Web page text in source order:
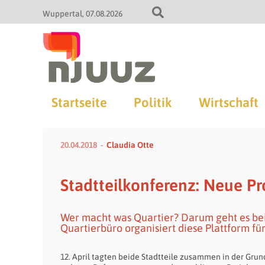
Wuppertal 07.08.2026
Startseite Politik Wirtschaft
20.04.2018 Claudia Otte
Stadtteilkonferenz: Neue
Wer macht was Quartier? Darum geht es
Quartierbüro organisiert diese Plattform
12. April tagten beide Stadtteile zusammen in der